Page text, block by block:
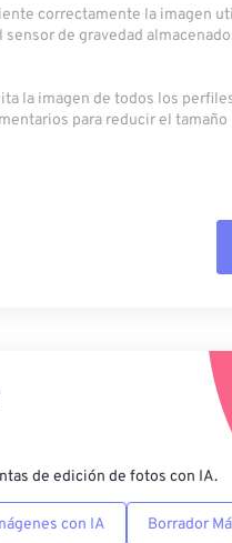
correctamente la imagen
sensor de gravedad
la imagen de todos los
para reducir el tamaño
Aplicar desde
Guardar
de edición de fotos con IA.
con IA Borrador